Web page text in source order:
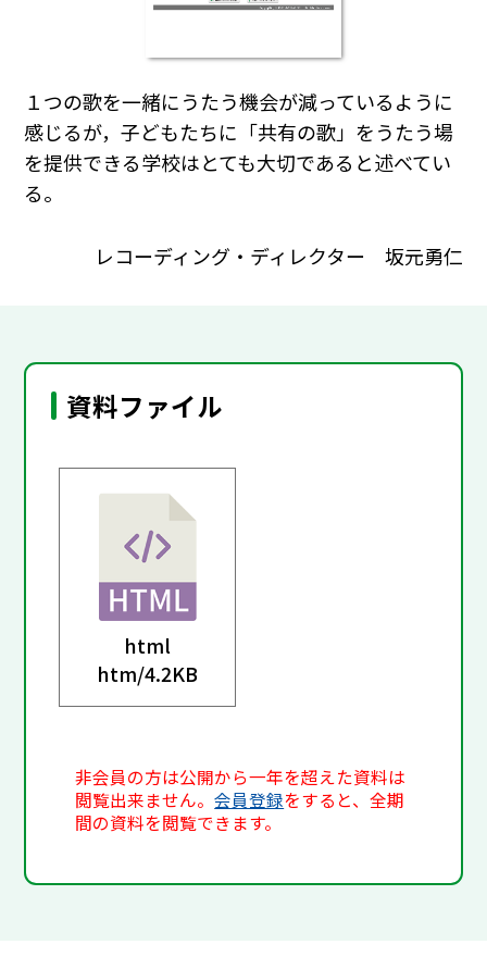
１つの歌を一緒にうたう機会が減っているように
感じるが，子どもたちに「共有の歌」をうたう場
を提供できる学校はとても大切であると述べてい
る。
レコーディング・ディレクター 坂元勇仁
資料ファイル
html
htm/4.2KB
非会員の方は公開から一年を超えた資料は
閲覧出来ません。会員登録をすると、全期
間の資料を閲覧できます。